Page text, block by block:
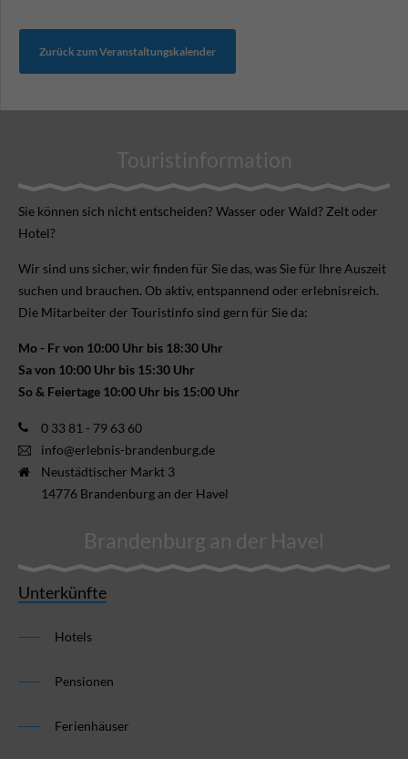
Zurück zum Veranstaltungskalender
Touristinformation
Sie können sich nicht ent­scheiden? Wasser oder Wald? Zelt oder
Hotel?
Wir sind uns sicher, wir finden für Sie das, was Sie für Ihre Aus­zeit
suchen und brauchen. Ob aktiv, ent­spannend oder erlebnis­reich.
Die Mitarbeiter der Touristinfo sind gern für Sie da:
Mo - Fr von 10:00 Uhr bis 18:30 Uhr
Sa von 10:00 Uhr bis 15:30 Uhr
So & Feiertage 10:00 Uhr bis 15:00 Uhr
0 33 81 - 79 63 60
info@erlebnis-brandenburg.de
Neustädtischer Markt 3
14776 Brandenburg an der Havel
Brandenburg an der Havel
Unterkünfte
Hotels
Pensionen
Ferienhäuser